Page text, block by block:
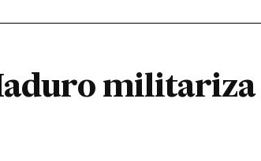
militariza